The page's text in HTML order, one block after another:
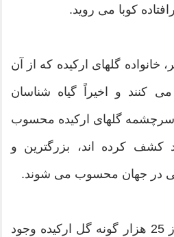
کوبا می روید.
گلهای ارکیده که از آن
می کنند و اخیراً گیاه شناسان
سرچشمه گلهای ارکیده محسوب
کرده اند، بزرگترین و
در جهان محسوب می شوند.
در جزائر کارائیب بیش از 25 هزار گونه گل ارکیده وجود